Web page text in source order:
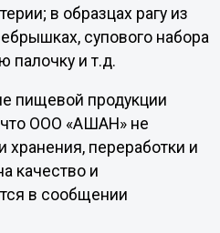
в образцах рагу из
супового набора
палочку и т.д.
пищевой продукции
что ООО «АШАН» не
хранения, переработки и
качество и
в сообщении